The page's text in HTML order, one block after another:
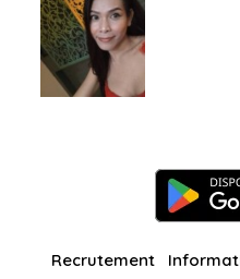
Recrutement